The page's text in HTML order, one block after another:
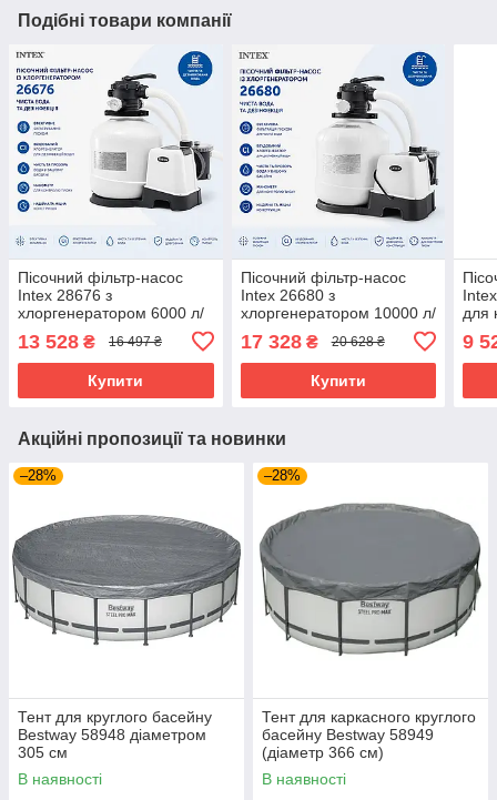
Подібні товари компанії
Пісочний фільтр-насос
Intex 28676 з
хлоргенератором 6000 л/
басейнів до 35000 л
13 528 ₴ 16 497 ₴
Купити
Пісочний фільтр-насос
Intex 26680 з
хлоргенератором 10000 л/
год для басейнів до 60000
л
17 328₴ 20 628 ₴
Купити
для
9
Акційні пропозиції та новинки
–28%
Тент для круглого басейну
Bestway 58948 діаметром
305 см
В наявності
–28%
Тент для каркасного круглого
басейну Bestway 58949
(діаметр 366 см)
В наявності